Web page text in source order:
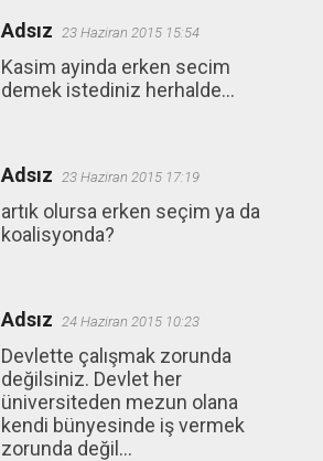
Adsız
23 Haziran 2015 15:54
Kasim ayinda erken secim
demek istediniz herhalde...
Adsız 23 Haziran 2015 17:19
artık olursa erken seçim ya da
koalisyonda?
Adsız 24 Haziran 2015 10:23
Devlette çalışmak zorunda
değilsiniz. Devlet her
üniversiteden mezun olana
kendi bünyesinde iş vermek
zorunda değil...